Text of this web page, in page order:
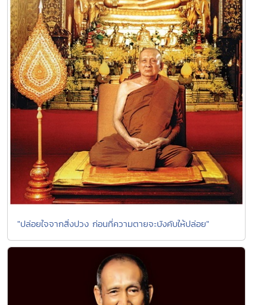
"ปล่อยใจจากสิ่งปวง ก่อนที่ความตายจะบังคับให้ปล่อย"